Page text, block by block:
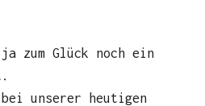
zum Glück noch ein
unserer heutigen